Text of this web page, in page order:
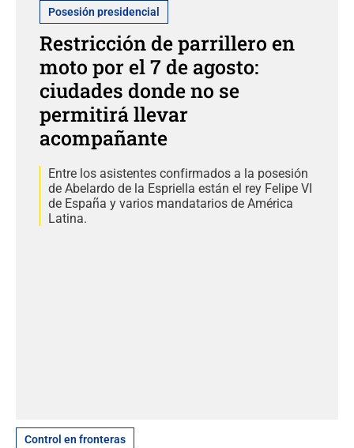
Posesión presidencial
Restricción de parrillero en
moto por el 7 de agosto:
ciudades donde no se
permitirá llevar
acompañante
Entre los asistentes confirmados a la posesión
de Abelardo de la Espriella están el rey Felipe VI
de España y varios mandatarios de América
Latina.
Control en fronteras